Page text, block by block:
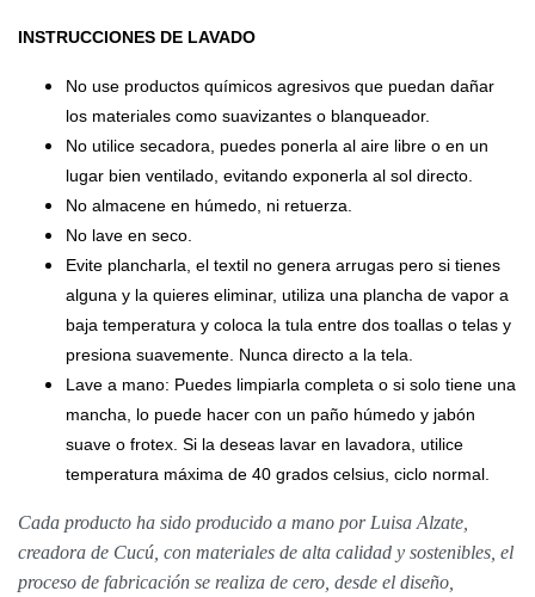
INSTRUCCIONES DE LAVADO
No use productos químicos agresivos que puedan dañar
los materiales como suavizantes o blanqueador.
No utilice secadora, puedes ponerla al aire libre o en un
lugar bien ventilado, evitando exponerla al sol directo.
No almacene en húmedo, ni retuerza.
No lave en seco.
Evite plancharla, el textil no genera arrugas pero si tienes
alguna y la quieres eliminar, utiliza una plancha de vapor a
baja temperatura y coloca la tula entre dos toallas o telas y
presiona suavemente. Nunca directo a la tela.
Lave a mano: Puedes limpiarla completa o si solo tiene una
mancha, lo puede hacer con un paño húmedo y jabón
suave o frotex. Si la deseas lavar en lavadora, utilice
temperatura máxima de 40 grados celsius, ciclo normal.
Cada producto ha sido producido a mano por Luisa Alzate,
creadora de Cucú, con materiales de alta calidad y sostenibles, el
proceso de fabricación se realiza de cero, desde el diseño,